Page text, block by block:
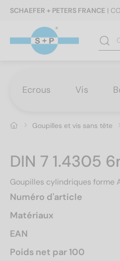
SCHAEFER + PETERS FRANCE |
Ecrous Vis
Goupilles et vis sans tête
DIN 7 1.4305
Goupilles cylindriques forme
Numéro d'article
Matériaux
EAN
Poids net par 100